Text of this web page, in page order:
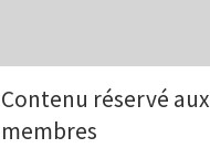
Contenu réservé aux
membres